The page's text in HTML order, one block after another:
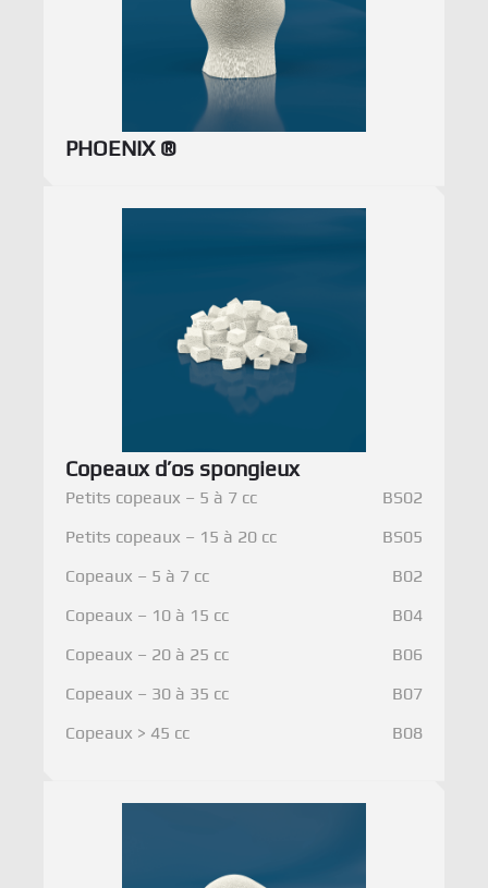
PHOENIX ®
Copeaux d’os spongieux
Petits copeaux – 5 à 7 cc
BS02
Petits copeaux – 15 à 20 cc
BS05
Copeaux – 5 à 7 cc
B02
Copeaux – 10 à 15 cc
B04
Copeaux – 20 à 25 cc
B06
Copeaux – 30 à 35 cc
B07
Copeaux > 45 cc
B08